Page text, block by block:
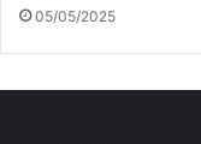
05/05/2025